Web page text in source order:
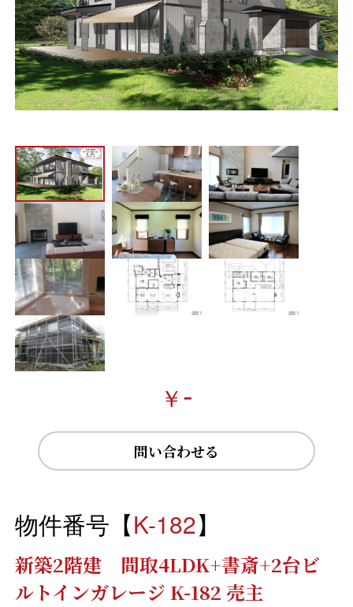
￥-
問い合わせる
物件番号【K-182】
新築2階建 間取4LDK+書斎+2台ビ
ルトインガレージ K-182 売主